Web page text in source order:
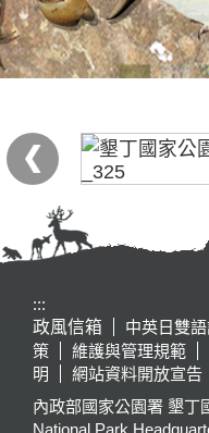
:::
政風信箱
中英日雙
策
維護與管理規範
明
網站資料開放宣告
內政部國家公園署 墾丁
National Park